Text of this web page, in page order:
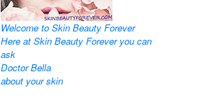
Welcome to Skin Beauty Forever
Here at Skin Beauty Forever you can
ask
Doctor Bella
about your skin